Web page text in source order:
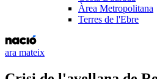
Àrea Metropolitana
Terres de l'Ebre
ara mateix